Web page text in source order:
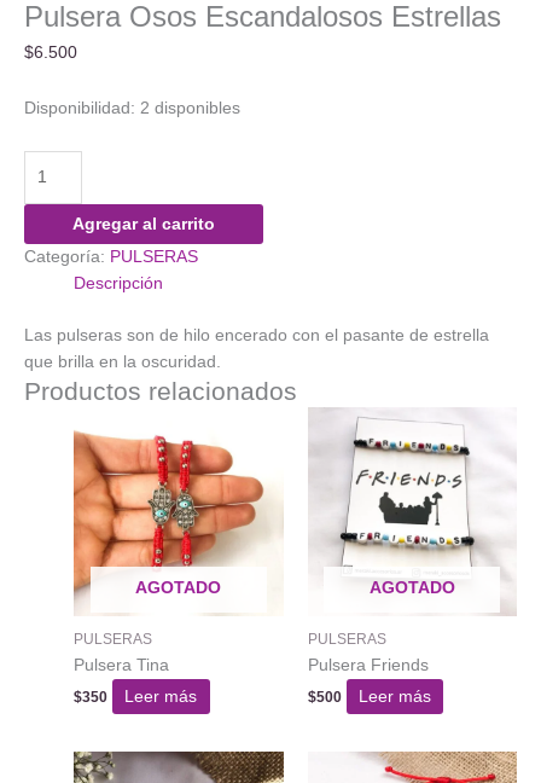
Pulsera Osos Escandalosos Estrellas
$6.500
Disponibilidad: 2 disponibles
Osos
Escandalosos
Estrellas
cantidad
Agregar al carrito
Categoría: PULSERAS
Descripción
Las pulseras son de hilo encerado con el pasante de estrella
que brilla en la oscuridad.
Productos relacionados
AGOTADO
PULSERAS
Pulsera Tina
$350 Leer más
AGOTADO
PULSERAS
Pulsera Friends
$500 Leer más